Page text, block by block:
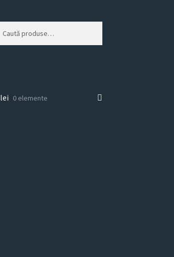
lei 0 elemente